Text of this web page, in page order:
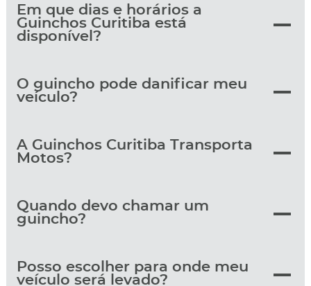
Em que dias e horários a
Guinchos Curitiba está
disponível?
O guincho pode danificar meu
veículo?
A Guinchos Curitiba Transporta
Motos?
Quando devo chamar um
guincho?
Posso escolher para onde meu
veículo será levado?